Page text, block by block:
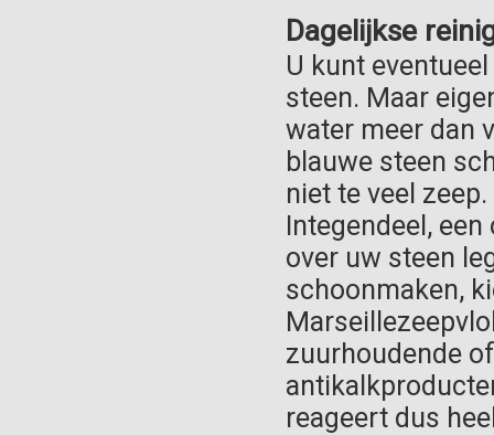
Dagelijkse
U kunt
steen. Maar
water meer dan
blauwe steen
niet te veel
Integendeel,
over uw steen
schoonmaken,
zuurhoudende
reageert dus